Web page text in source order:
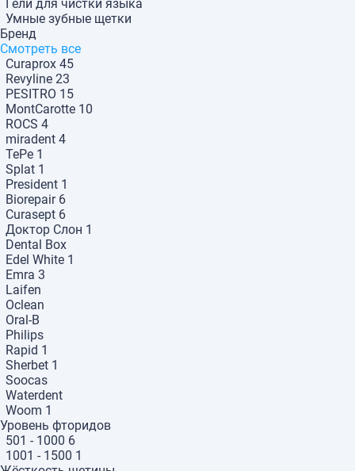
Гели для чистки языка
Умные зубные щетки
Бренд
Смотреть все
Curaprox 45
Revyline 23
PESITRO 15
MontCarotte 10
ROCS 4
miradent 4
TePe 1
Splat 1
President 1
Biorepair6
Curasept 6
Доктор Слон 1
Dental Box
Edel White 1
Emra 3
Laifen
Oclean
Oral-B
Philips
Rapid 1
Sherbet 1
Soocas
Waterdent
Woom 1
Уровень фторидов
501 - 1000 6
1001 - 1500 1